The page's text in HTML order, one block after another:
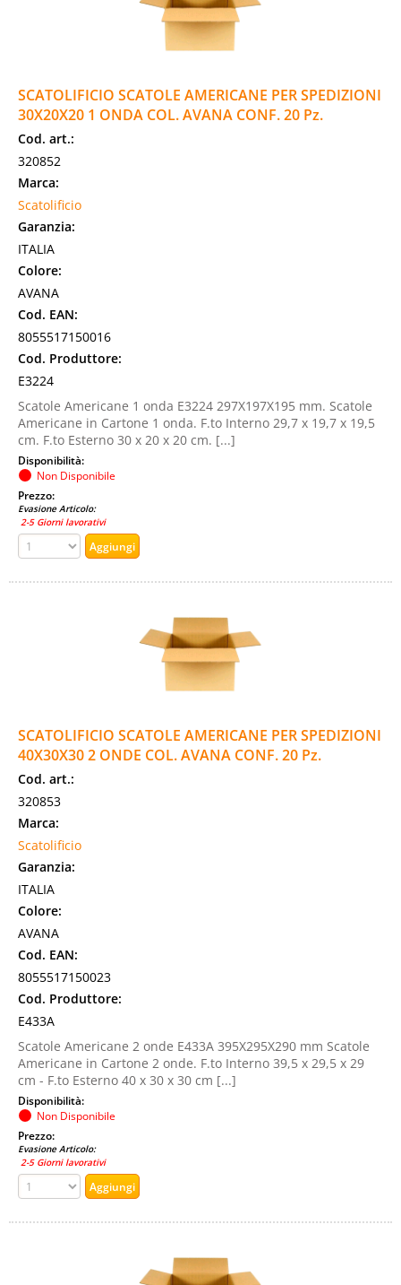
SCATOLIFICIO SCATOLE AMERICANE PER SPEDIZIONI
30X20X20 1 ONDA COL. AVANA CONF. 20 Pz.
Cod. art.:
320852
Marca:
Scatolificio
Garanzia:
ITALIA
Colore:
AVANA
Cod. EAN:
8055517150016
Cod. Produttore:
E3224
Scatole Americane 1 onda E3224 297X197X195 mm. Scatole
Americane in Cartone 1 onda. F.to Interno 29,7 x 19,7 x 19,5
cm. F.to Esterno 30 x 20 x 20 cm. [...]
Disponibilità:
Non Disponibile
Prezzo:
Evasione Articolo:
2-5 Giorni lavorativi
SCATOLIFICIO SCATOLE AMERICANE PER SPEDIZIONI
40X30X30 2 ONDE COL. AVANA CONF. 20 Pz.
Cod. art.:
320853
Marca:
Scatolificio
Garanzia:
ITALIA
Colore:
AVANA
Cod. EAN:
8055517150023
Cod. Produttore:
E433A
Scatole Americane 2 onde E433A 395X295X290 mm Scatole
Americane in Cartone 2 onde. F.to Interno 39,5 x 29,5 x 29
cm - F.to Esterno 40 x 30 x 30 cm [...]
Disponibilità:
Non Disponibile
Prezzo:
Evasione Articolo:
2-5 Giorni lavorativi